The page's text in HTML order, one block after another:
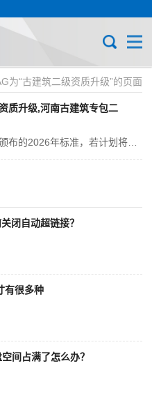
为“古建筑二级资质升级”的页面
质升级,河南古建筑专包二
闭自动超链接？
有很多种
间占满了怎么办？